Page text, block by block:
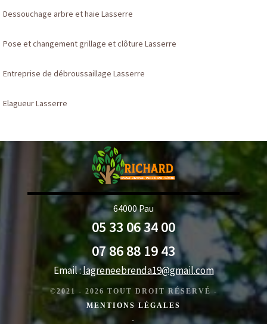
Dessouchage arbre et haie Lasserre
Pose et changement grillage et clôture Lasserre
Entreprise de débroussaillage Lasserre
Elagueur Lasserre
64000 Pau
05 33 06 34 00
07 86 88 19 43
Email :lagreneebrenda19@gmail.com
©2021 - 2026 TOUT DROIT RÉSERVÉ -
MENTIONS LÉGALES
-